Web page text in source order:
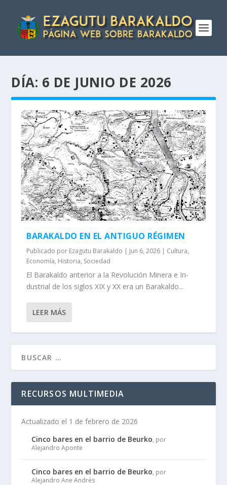
DÍA: 6 DE JUNIO DE 2026
BARAKALDO EN EL ANTIGUO RÉGIMEN
Publicado por Ezagutu Barakaldo | Jun 6, 2026 | Cultura,
Economía, Historia, Sociedad
El Barakaldo anterior a la Revolución Minera e In­
dustrial de los siglos XIX y XX era un Barakaldo...
LEER MÁS
RECURSOS MULTIMEDIA
Actualizado el 1 de febrero de 2026
Cinco bares en el barrio de Beurko, por
Alejandro Aponte
Cinco bares en el barrio de Beurko, por
Alejandro Ane Andrés